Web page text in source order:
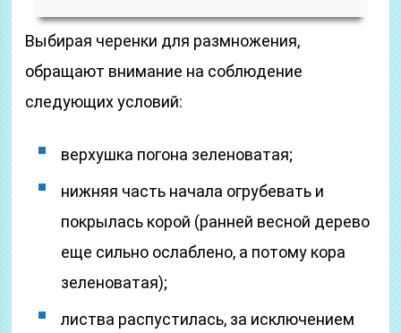
Выбирая черенки для размножения,
обращают внимание на соблюдение
следующих условий:
верхушка погона зеленоватая;
нижняя часть начала огрубевать и
покрылась корой (ранней весной дерево
еще сильно ослаблено, а потому кора
зеленоватая);
листва распустилась, за исключением